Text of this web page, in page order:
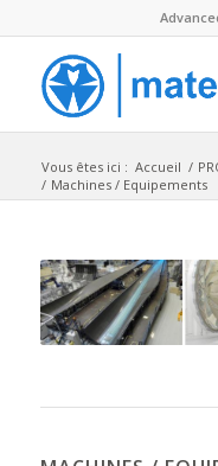
Vous êtes ici : Accueil /
/ Machines / Equipements